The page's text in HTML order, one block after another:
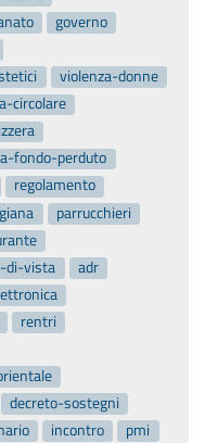
governo
violenza-donne
circolare
fondo-perduto
regolamento
parrucchieri
di-vista
adr
rentri
decreto-sostegni
incontro
pmi